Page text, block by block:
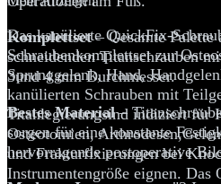
Komplettset– Gesamte Palette
schneidenden Titanschrauben
3und 4 mm Durchmesser.
Bestes Material–
sorgen für eine konstante
hervorragende postoperative
Das kanülierte QuickFix-
Schraubenkomplettset zur
Sprunggelenk, Hand,
kanülierten Schrauben mit
Titanlegierungsind indiziert für
Osteotomien,
und Frakturfixierungen bei
Instrumentengröße eignen. Das